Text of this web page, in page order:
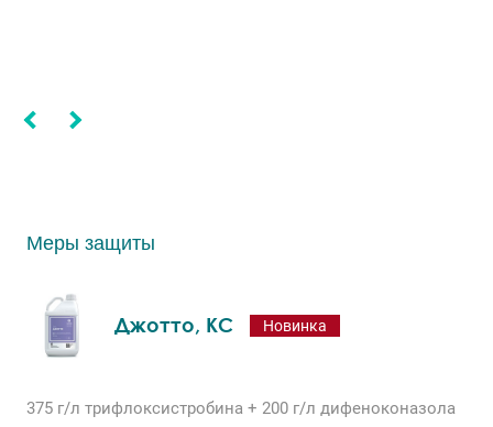
Меры защиты
Джотто, КС Новинка
375 г/л трифлоксистробина + 200 г/л дифеноконазола